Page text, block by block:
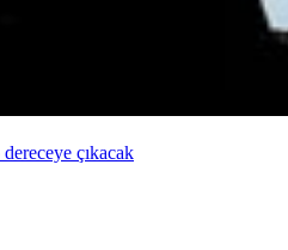
çıkacak